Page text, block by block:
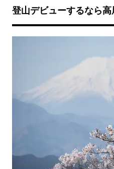
登山デビューするなら高